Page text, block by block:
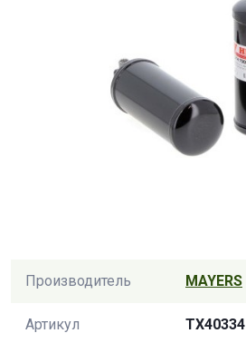
Производитель MAYERS
Артикул TX40334